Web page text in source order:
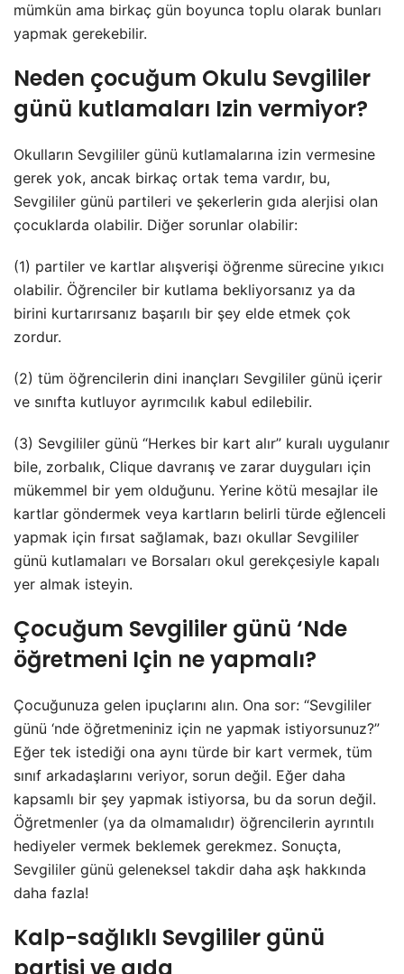
mümkün ama birkaç gün boyunca toplu olarak bunları
yapmak gerekebilir.
Neden çocuğum Okulu Sevgililer
günü kutlamaları Izin vermiyor?
Okulların Sevgililer günü kutlamalarına izin vermesine
gerek yok, ancak birkaç ortak tema vardır, bu,
Sevgililer günü partileri ve şekerlerin gıda alerjisi olan
çocuklarda olabilir. Diğer sorunlar olabilir:
(1) partiler ve kartlar alışverişi öğrenme sürecine yıkıcı
olabilir. Öğrenciler bir kutlama bekliyorsanız ya da
birini kurtarırsanız başarılı bir şey elde etmek çok
zordur.
(2) tüm öğrencilerin dini inançları Sevgililer günü içerir
ve sınıfta kutluyor ayrımcılık kabul edilebilir.
(3) Sevgililer günü “Herkes bir kart alır” kuralı uygulanır
bile, zorbalık, Clique davranış ve zarar duyguları için
mükemmel bir yem olduğunu. Yerine kötü mesajlar ile
kartlar göndermek veya kartların belirli türde eğlenceli
yapmak için fırsat sağlamak, bazı okullar Sevgililer
günü kutlamaları ve Borsaları okul gerekçesiyle kapalı
yer almak isteyin.
Çocuğum Sevgililer günü ‘Nde
öğretmeni Için ne yapmalı?
Çocuğunuza gelen ipuçlarını alın. Ona sor: “Sevgililer
günü ‘nde öğretmeniniz için ne yapmak istiyorsunuz?”
Eğer tek istediği ona aynı türde bir kart vermek, tüm
sınıf arkadaşlarını veriyor, sorun değil. Eğer daha
kapsamlı bir şey yapmak istiyorsa, bu da sorun değil.
Öğretmenler (ya da olmamalıdır) öğrencilerin ayrıntılı
hediyeler vermek beklemek gerekmez. Sonuçta,
Sevgililer günü geleneksel takdir daha aşk hakkında
daha fazla!
Kalp-sağlıklı Sevgililer günü